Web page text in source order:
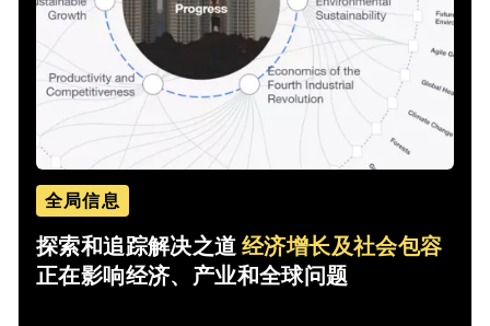
全局信息
探索和追踪解决之道经济增长及社会包容
正在影响经济、产业和全球问题